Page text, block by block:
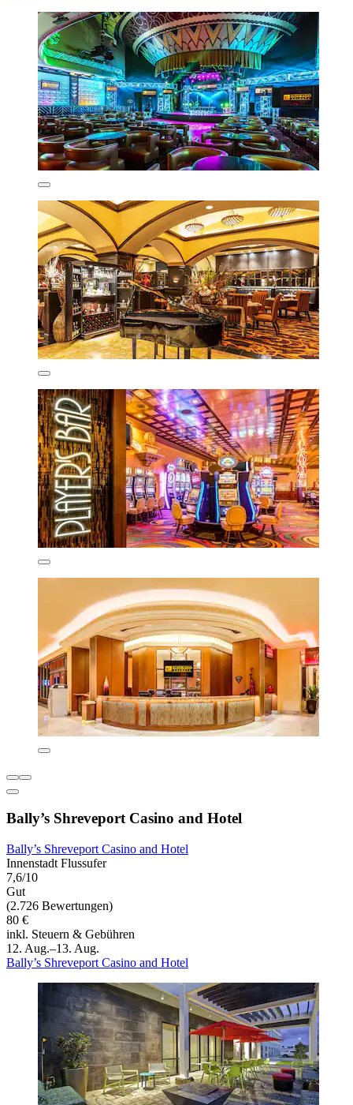
Bally’s Shreveport Casino and Hotel
Bally’s Shreveport Casino and Hotel
Innenstadt Flussufer
7,6/10
Gut
(2.726 Bewertungen)
80 €
inkl. Steuern & Gebühren
12. Aug.–13. Aug.
Bally’s Shreveport Casino and Hotel